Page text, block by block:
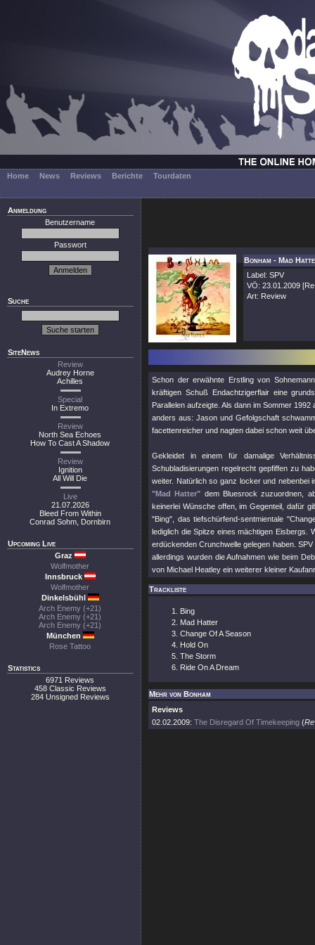
Home News Reviews Berichte Tourdaten
Anmeldung
Benutzername
Passwort
Suche
SiteNews
Review
Audrey Horne
Achilles
Special
In Extremo
Review
North Sea Echoes
How To Cast A Shadow
Review
Ignition
All Will Die
Live
21.07.2026
Bleed From Within
Conrad Sohm, Dornbirn
Upcoming Live
Graz
Wolfmother
Innsbruck
Wolfmother
Dinkelsbühl
Arch Enemy (+21)
Arch Enemy (+21)
Arch Enemy (+21)
München
Rose Tattoo
Statistics
6971 Reviews
458 Classic Reviews
284 Unsigned Reviews
Bonham - Mad
Label: SPV
VÖ: 23.01.2009
Art: Review
Schon der erwähnte Erstling von
kräftigen Schuß Endachtzigerflair eine
Parallelen aufzeigte. Als dann im Sommer
anders aus: Jason und Gefolgschaft
facettenreicher und nagten dabei schon weit
Gekleidet in einem für damalige
Schubladisierungen regelrecht gepfiffen zu
weiter. Natürlich so ganz locker und
"Mad Hatter" dem Bluesrock zuzuordnen,
keinerlei Wünsche offen, im Gegenteil, dafür
"Bing" , das tiefschürfend-sentmientale
lediglich die Spitze eines mächtigen Eisbergs.
erdückenden Crunchwelle gelegen haben.
allerdings wurden die Aufnahmen wie beim
von Michael Heatley ein weiterer kleiner
Trackliste
Bing
Mad Hatter
Change Of A Season
Hold On
The Storm
Ride On A Dream
Mehr von Bonham
Reviews
02.02.2009: The Disregard Of Timekeeping (